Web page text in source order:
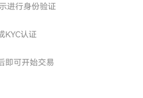
进行身份验证
KYC认证
即可开始交易